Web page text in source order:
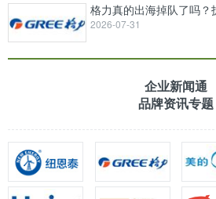
格力真的出海掉队了吗
2026-07-31
企业新闻通
品牌资讯专题